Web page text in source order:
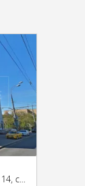
ЮАО, г Москва, Варшавское ш., 14, стр. 1